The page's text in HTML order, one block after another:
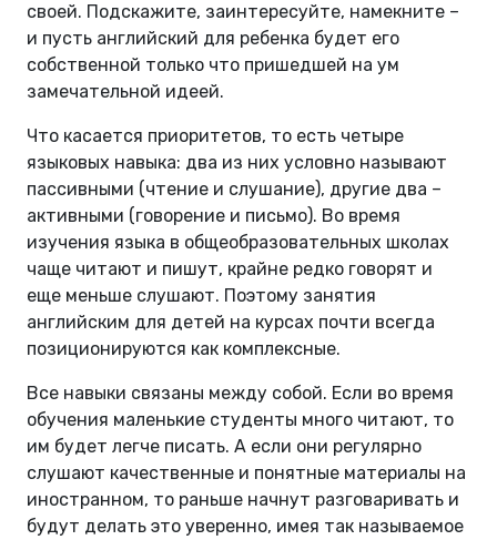
своей. Подскажите, заинтересуйте, намекните –
и пусть английский для ребенка будет его
собственной только что пришедшей на ум
замечательной идеей.
Что касается приоритетов, то есть четыре
языковых навыка: два из них условно называют
пассивными (чтение и слушание), другие два –
активными (говорение и письмо). Во время
изучения языка в общеобразовательных школах
чаще читают и пишут, крайне редко говорят и
еще меньше слушают. Поэтому занятия
английским для детей на курсах почти всегда
позиционируются как комплексные.
Все навыки связаны между собой. Если во время
обучения маленькие студенты много читают, то
им будет легче писать. А если они регулярно
слушают качественные и понятные материалы на
иностранном, то раньше начнут разговаривать и
будут делать это уверенно, имея так называемое